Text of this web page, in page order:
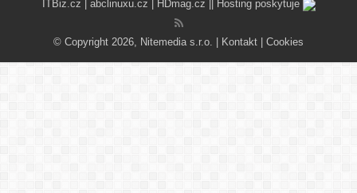
ITBiz.cz abclinuxu.cz HDmag.cz || Hosting poskytuje
© Copyright 2026, Nitemedia s.r.o. | Kontakt Cookies